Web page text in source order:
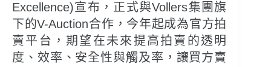
Excellence)宣布，正式與Vollers集團旗
下的V-Auction合作，今年起成為官方拍
賣平台，期望在未來提高拍賣的透明
度、效率、安全性與觸及率，讓買方賣